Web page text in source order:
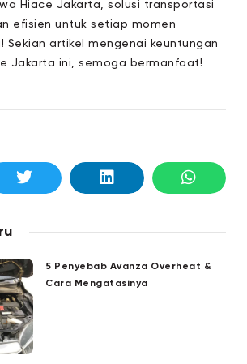
Hiace Jakarta, solusi transportasi
efisien untuk setiap momen
Sekian artikel mengenai keuntungan
Jakarta ini, semoga bermanfaat!
5 Penyebab Avanza Overheat &
Cara Mengatasinya